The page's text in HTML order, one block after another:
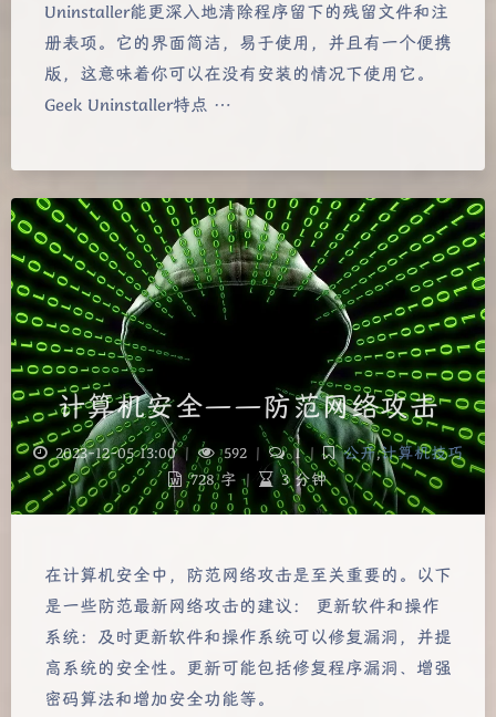
Uninstaller能更深入地清除程序留下的残留文件和注
册表项。它的界面简洁，易于使用，并且有一个便携
版，这意味着你可以在没有安装的情况下使用它。
Geek Uninstaller特点 …
计算机安全——防范网络攻击
2023-12-05 13:00 | 592 | 1 | 公开,计算机技巧
728 字 | 3 分钟
在计算机安全中，防范网络攻击是至关重要的。以下
是一些防范最新网络攻击的建议： 更新软件和操作
系统：及时更新软件和操作系统可以修复漏洞，并提
高系统的安全性。更新可能包括修复程序漏洞、增强
密码算法和增加安全功能等。